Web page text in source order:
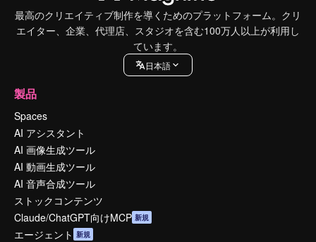
最高のクリエイティブ制作を導くためのプラットフォーム。クリ
エイター、企業、代理店、スタジオを含む100万人以上が利用し
ています。
日本語
製品
Spaces
AI アシスタント
AI 画像生成ツール
AI 動画生成ツール
AI 音声合成ツール
ストックコンテンツ
Claude/ChatGPT向けMCP 新規
エージェント 新規